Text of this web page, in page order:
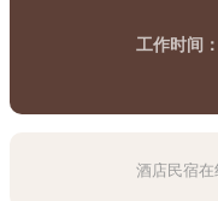
工作时间
酒店民宿在